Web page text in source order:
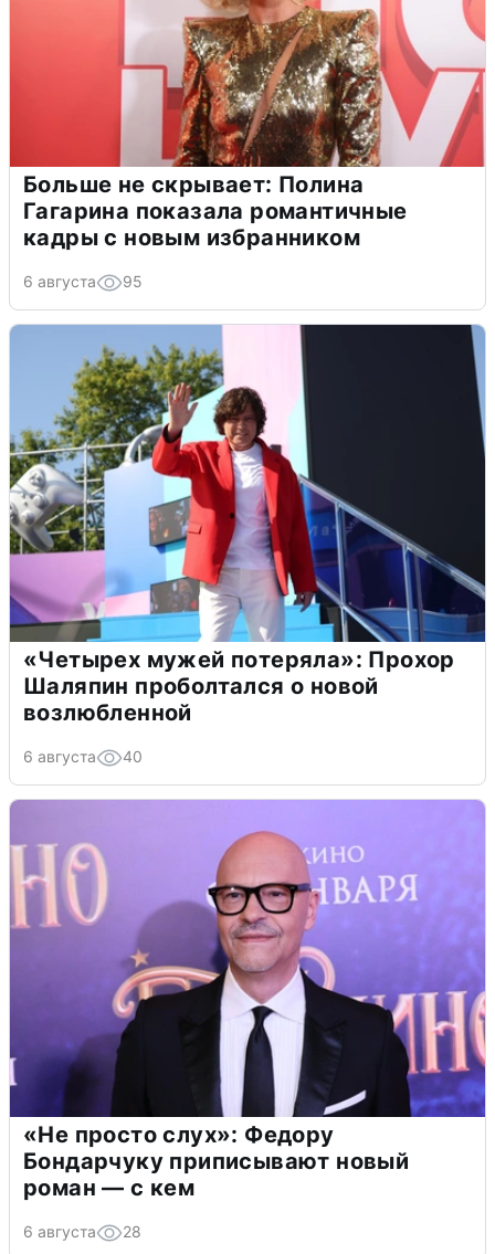
Больше не скрывает: Полина
Гагарина показала романтичные
кадры с новым избранником
6 августа 95
«Четырех мужей потеряла»: Прохор
Шаляпин проболтался о новой
возлюбленной
6 августа 40
«Не просто слух»: Федору
Бондарчуку приписывают новый
роман — с кем
6 августа 28